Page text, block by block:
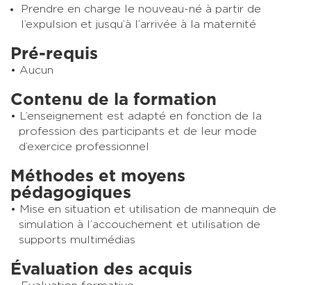
Prendre en charge le nouveau-né à partir de
l’expulsion et jusqu’à l’arrivée à la maternité
Pré-requis
Aucun
Contenu de la formation
L’enseignement est adapté en fonction de la
profession des participants et de leur mode
d’exercice professionnel
Méthodes et moyens
pédagogiques
Mise en situation et utilisation de mannequin de
simulation à l’accouchement et utilisation de
supports multimédias
Évaluation des acquis